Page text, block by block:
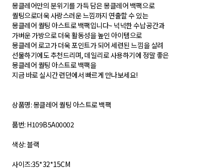
몽클레어만의 분위기를 가득 담은 몽클레어 백팩으로
퀄팅으로더욱 사랑스러운 느낌까지 연출할 수 있는
몽클레어 퀄팅 아스트로 백팩입니다~ 넉넉한 수납공간과
가벼운 가방으로 더욱 활동성을 높인 아이템으로
몽클레어 로고가 더욱 포인트가 되어 세련된 느낌을 살려
선물하기에도 추천드리며, 데일리로 사용하기에 정말 좋은
몽클레어 퀄팅 아스트로 백팩을
지금 바로 실시간 런던에서 빠르게 만나보세요!
상품명: 몽클레어 퀄팅 아스트로 백팩
품번: H109B5A00002
색상: 블랙
사이즈:35*32*15CM